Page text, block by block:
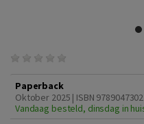
Paperback
Oktober 2025 | ISBN
Vandaag besteld, dinsdag in